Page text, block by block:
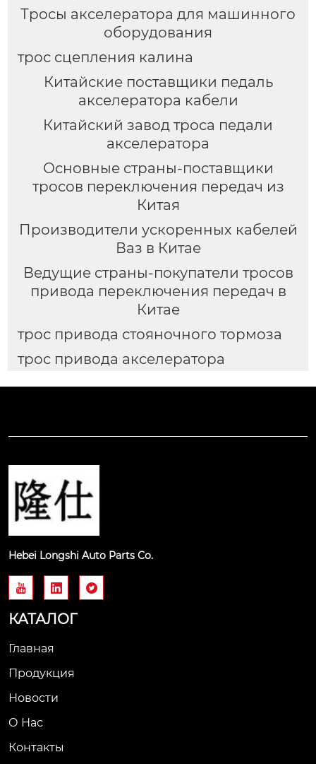
Тросы акселератора для машинного
оборудования
трос сцепления калина
Китайские поставщики педаль
акселератора кабели
Китайский завод троса педали
акселератора
Основные страны-поставщики
тросов переключения передач из
Китая
Производители ускоренных кабелей
Ваз в Китае
Ведущие страны-покупатели тросов
привода переключения передач в
Китае
трос привода стояночного тормоза
трос привода акселератора
Hebei Longshi Auto Parts Co.
  
КАТАЛОГ
Главная
Продукция
Новости
О Нас
Контакты